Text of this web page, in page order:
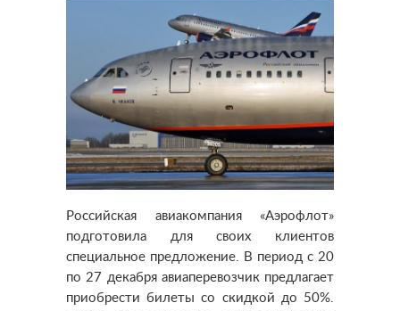
Российская авиакомпания «Аэрофлот»
подготовила для своих клиентов
специальное предложение. В период с 20
по 27 декабря авиаперевозчик предлагает
приобрести билеты со скидкой до 50%.